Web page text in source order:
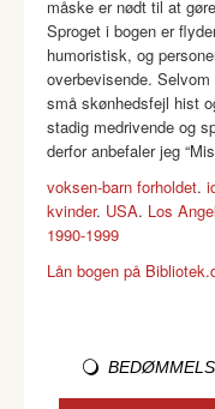
måske er nødt til at
Sproget i bogen er
humoristisk, og
overbevisende.
små skønhedsfejl hist
stadig medrivende og
derfor anbefaler jeg
voksen-barn forholdet.
kvinder. USA. Los
1990-1999
Lån bogen på